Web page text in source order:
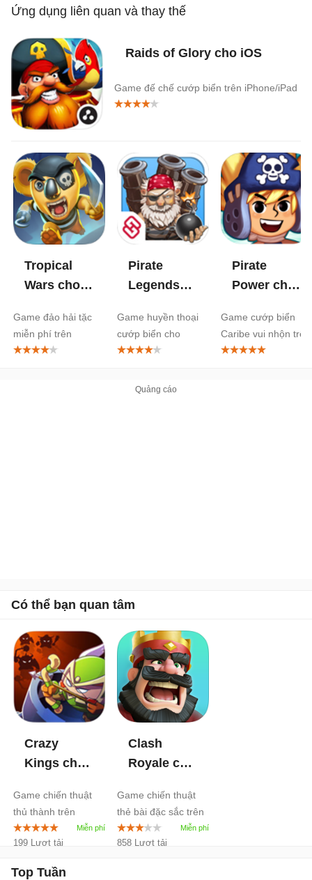
Ứng dụng liên quan và thay thế
Raids of Glory cho iOS
Game đế chế cướp biển trên iPhone/iPad
Tropical
Wars cho
Game đảo hải tặc
miễn phí trên
iPhone/iPad
Pirate
Legends
Game huyền thoại
cướp biển cho
iPhone/iPad
Pirate
Power cho
Game cướp biển
Caribe vui nhộn trên
iPhone/iPad
Có thể bạn quan tâm
Crazy
Kings cho
Game chiến thuật
thủ thành trên
iPhone/iPad
199 Lượt tải
Clash
Royale cho
Game chiến thuật
thẻ bài đặc sắc trên
iPhone/iPad
858 Lượt tải
Top Tuần